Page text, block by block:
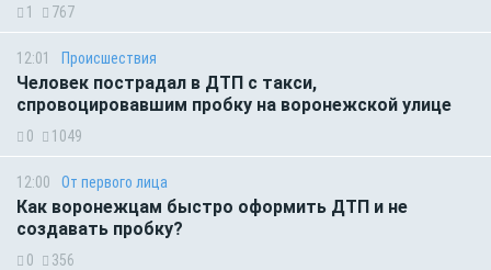
1 767
12:01 Происшествия
Человек пострадал в ДТП с такси,
спровоцировавшим пробку на воронежской улице
0 1049
12:00 От первого лица
Как воронежцам быстро оформить ДТП и не
создавать пробку?
0 356